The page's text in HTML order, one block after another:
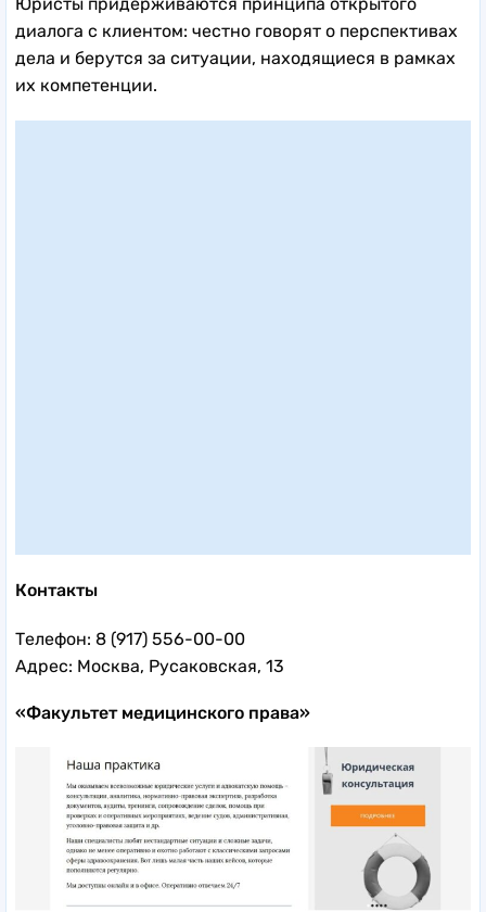
диалога с клиентом: честно говорят о перспективах
дела и берутся за ситуации, находящиеся в рамках
их компетенции.
Контакты
Телефон: 8 (917) 556-00-00
Адрес: Москва, Русаковская, 13
«Факультет медицинского права»